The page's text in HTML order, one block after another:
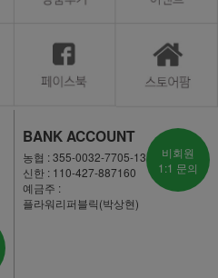
BANK ACCOUNT
농협 : 355-0032-7705-13
신한 : 110-427-887160
예금주 :
플라워리퍼블릭(박상현)
비회원
1:1 문의